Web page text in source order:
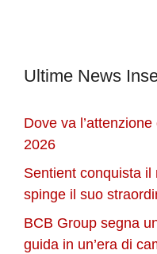
Ultime News
Dove va
2026
Sentient conquista
spinge il suo
BCB Group segna
guida in un’era di